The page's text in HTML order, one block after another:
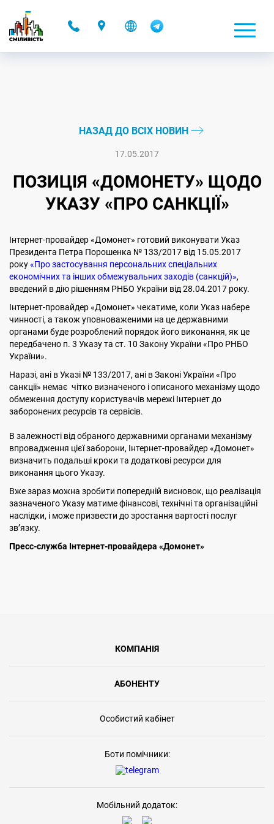
НАЗАД ДО ВСІХ НОВИН
17.05.2017
ПОЗИЦІЯ «ДОМОНЕТУ» ЩОДО
УКАЗУ «ПРО САНКЦІЇ»
Інтернет-провайдер «Домонет» готовий виконувати Указ
Президента Петра Порошенка № 133/2017 від 15.05.2017
року«Про застосування персональних спеціальних
економічних та інших обмежувальних заходів (санкцій)»,
введений в дію рішенням РНБО України від 28.04.2017 року.
Інтернет-провайдер «Домонет» чекатиме, коли Указ набере
чинності, а також уповноваженими на це державними
органами буде розроблений порядок його виконання, як це
передбачено п. 3 Указу та ст. 10 Закону України «Про РНБО
України».
Наразі, ані в Указі № 133/2017, ані в Законі України «Про
санкції» немає чітко визначеного і описаного механізму щодо
обмеження доступу користувачів мережі Інтернет до
заборонених ресурсів та сервісів.
В залежності від обраного державними органами механізму
впровадження цієї заборони, Інтернет-провайдер «Домонет»
визначить подальші кроки та додаткові ресурси для
виконання цього Указу.
Вже зараз можна зробити попередній висновок, що реалізація
зазначеного Указу матиме фінансові, технічні та організаційні
наслідки, і може призвести до зростання вартості послуг
зв’язку.
Пресс-служба Інтернет-провайдера «Домонет»
КОМПАНІЯ
АБОНЕНТУ
Особистий кабінет
Боти помічники:
Мобільний додаток: